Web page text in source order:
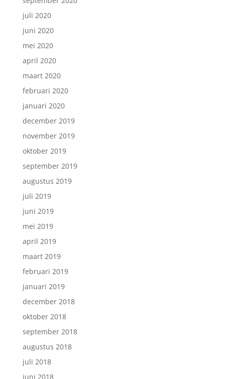
juli 2020
juni 2020
mei 2020
april 2020
maart 2020
februari 2020
januari 2020
december 2019
november 2019
oktober 2019
september 2019
augustus 2019
juli 2019
juni 2019
mei 2019
april 2019
maart 2019
februari 2019
januari 2019
december 2018
oktober 2018
september 2018
augustus 2018
juli 2018
juni 2018